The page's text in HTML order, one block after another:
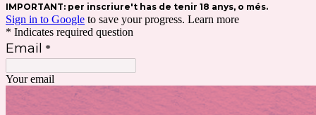
IMPORTANT: per inscriure't has de tenir 18 anys, o més.
Sign in to Google to save your progress. Learn more
* Indicates required question
Email *
Your email